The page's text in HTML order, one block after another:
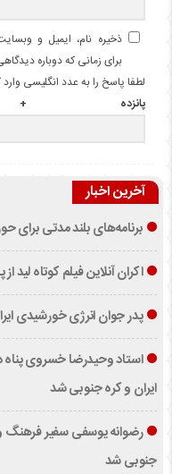
ذخیره نام، ایمیل و
برای زمانی که دوباره
لطفا پاسخ را به عدد انگلیسی وارد
آخرین اخبار
برنامه‌های بلند مدتی برای
اکران آنلاین فیلم کوتاه لید از
پدر جوان انرژی خورشیدی
استاد وحیدرضا خسروی
ایران و کره جنوبی شد
رضوانه یوسفی سفیر فرهنگ
جنوبی شد